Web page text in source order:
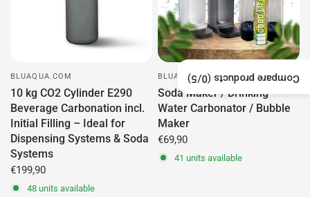
BLUAQUA.COM
10 kg CO2 Cylinder E290
Beverage Carbonation incl.
Initial Filling – Ideal for
Dispensing Systems & Soda
Systems
€199,90
48 units available
BLUAQUA.COM
Soda Maker / Drinking
Water Carbonator / Bubble
Maker
€69,90
41 units available
Compare products (
0
/5)